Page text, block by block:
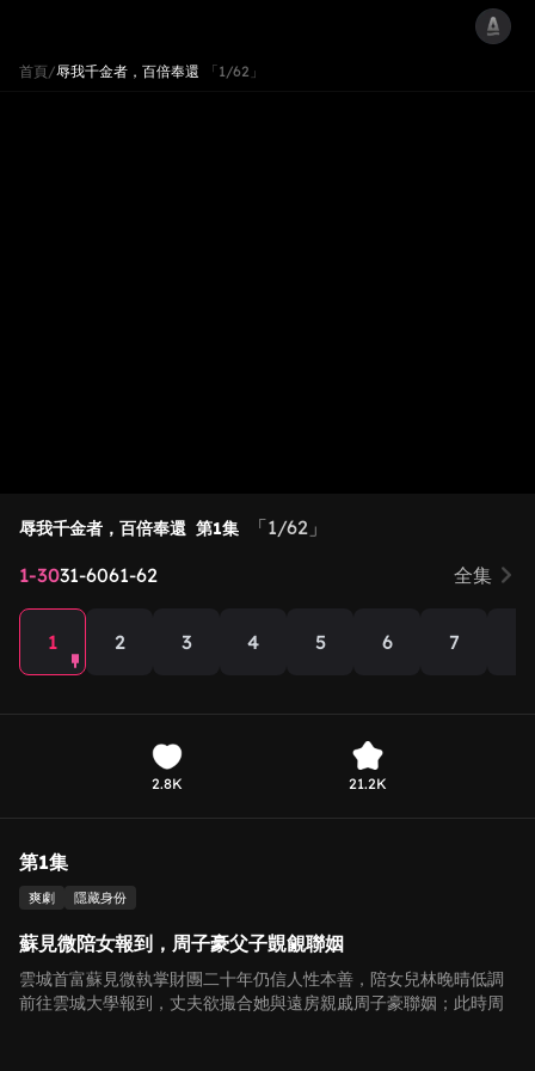
首頁/辱我千金者，百倍奉還 「1/62」
辱我千金者，百倍奉還 第1集
「1/62」
1-3031-6061-62 全集
1 2 3 4 5 6 7
2.8K 21.2K
第1集
爽劇 隱藏身份
蘇見微陪女報到，周子豪父子覬覦聯姻
雲城首富蘇見微執掌財團二十年仍信人性本善，陪女兒林晚晴低調
前往雲城大學報到，丈夫欲撮合她與遠房親戚周子豪聯姻；此時周